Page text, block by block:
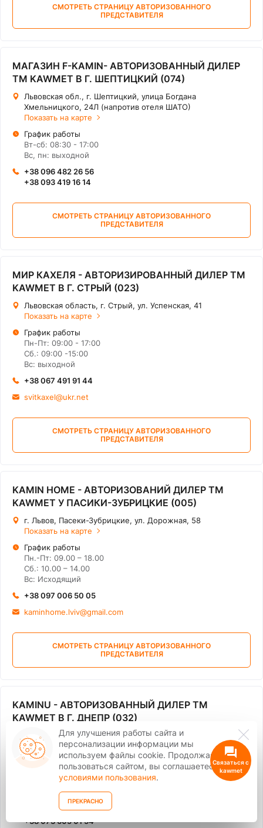
СМОТРЕТЬ СТРАНИЦУ АВТОРИЗОВАННОГО
ПРЕДСТАВИТЕЛЯ
МАГАЗИН F-KAMIN- АВТОРИЗОВАННЫЙ ДИЛЕР
ТМ KAWMET В Г. ШЕПТИЦКИЙ (074)
Львовская обл., г. Шептицкий, улица Богдана
Хмельницкого, 24Л (напротив отеля ШАТО)
Показать на карте
График работы
Вт-сб: 08:30 - 17:00
Вс, пн: выходной
+38 096 482 26 56
+38 093 419 16 14
СМОТРЕТЬ СТРАНИЦУ АВТОРИЗОВАННОГО
ПРЕДСТАВИТЕЛЯ
МИР КАХЕЛЯ - АВТОРИЗИРОВАННЫЙ ДИЛЕР ТМ
KAWMET В Г. СТРЫЙ (023)
Львовская область, г. Стрый, ул. Успенская, 41
Показать на карте
График работы
Пн-Пт: 09:00 - 17:00
Сб.: 09:00 -15:00
Вс: выходной
+38 067 491 91 44
svitkaxel@ukr.net
СМОТРЕТЬ СТРАНИЦУ АВТОРИЗОВАННОГО
ПРЕДСТАВИТЕЛЯ
KAMIN HOME - АВТОРИЗОВАНИЙ ДИЛЕР ТМ
KAWMET У ПАСИКИ-ЗУБРИЦКИЕ (005)
г. Львов, Пасеки-Зубрицкие, ул. Дорожная, 58
Показать на карте
График работы
Пн.-Пт: 09.00 – 18.00
Сб.: 10.00 – 14.00
Вс: Исходящий
+38 097 006 50 05
kaminhome.lviv@gmail.com
СМОТРЕТЬ СТРАНИЦУ АВТОРИЗОВАННОГО
ПРЕДСТАВИТЕЛЯ
KAMINU - АВТОРИЗОВАННЫЙ ДИЛЕР ТМ
KAWMET В Г. ДНЕПР (032)
г. Днепр, ул. Роберта Лесного, 2 (бывшая ул. Щукина, 2)
Показать на карте
График работы
Сб.:10:00 -15:00
Вс: выходной
+‎38 098 605 01 54
+‎38 073 605 01 54
Для улучшения работы сайта и
персонализации информации мы
используем файлы cookie. Продолжая
пользоваться сайтом, вы соглашаетесь
условиями пользования.
ПРЕКРАСНО